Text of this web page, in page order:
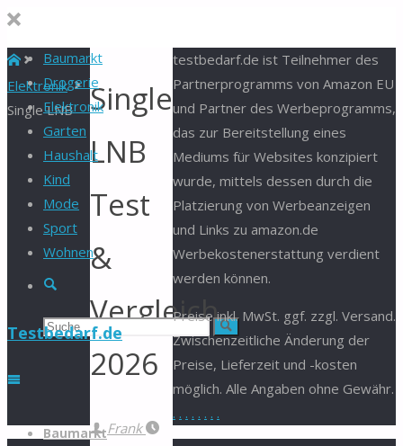
Baumarkt
Drogerie
Elektronik
Garten
Haushalt
Kind
Mode
Sport
Wohnen
Suche
Suchen Suche
Testbedarf.de
Zum
Baumarkt
Start
Elektronik
Single LNB
Single
LNB
Test
&
Vergleich
2026
Frank
testbedarf.de ist Teilnehmer des
Partnerprogramms von Amazon EU
und Partner des Werbeprogramms,
das zur Bereitstellung eines
Mediums für Websites konzipiert
wurde, mittels dessen durch die
Platzierung von Werbeanzeigen
und Links zu amazon.de
Werbekostenerstattung verdient
werden können.
Preise inkl. MwSt. ggf. zzgl. Versand.
Zwischenzeitliche Änderung der
Preise, Lieferzeit und -kosten
möglich. Alle Angaben ohne Gewähr.
. . . . . . . .